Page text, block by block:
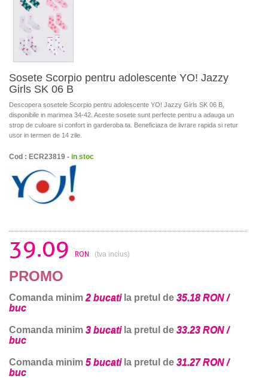
Sosete Scorpio pentru adolescente YO! Jazzy
Girls SK 06 B
Descopera sosetele Scorpio pentru adolescente YO! Jazzy Girls SK 06 B,
disponibile in marimea 34-42. Aceste sosete sunt perfecte pentru a adauga un
strop de culoare si confort in garderoba ta. Beneficiaza de livrare rapida si retur
usor in termen de 14 zile.
Cod : ECR23819 - in stoc
39.09 RON (tva inclus)
PROMO
Comanda minim 2 bucatila pretul de 35.18 RON /
buc
Comanda minim 3 bucatila pretul de 33.23 RON /
buc
Comanda minim 5 bucatila pretul de 31.27 RON /
buc